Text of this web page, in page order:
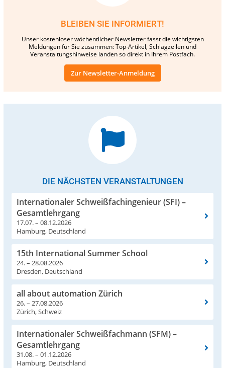
BLEIBEN SIE INFORMIERT!
Unser kostenloser wöchentlicher Newsletter fasst die wichtigsten
Meldungen für Sie zusammen: Top-Artikel, Schlagzeilen und
Veranstaltungshinweise landen so direkt in Ihrem Postfach.
Zur Newsletter-Anmeldung
DIE NÄCHSTEN VERANSTALTUNGEN
Internationaler Schweißfachingenieur (SFI) –
Gesamtlehrgang
17.07. – 08.12.2026
Hamburg, Deutschland
15th International Summer School
24. – 28.08.2026
Dresden, Deutschland
all about automation Zürich
26. – 27.08.2026
Zürich, Schweiz
Internationaler Schweißfachmann (SFM) –
Gesamtlehrgang
31.08. – 01.12.2026
Hamburg, Deutschland